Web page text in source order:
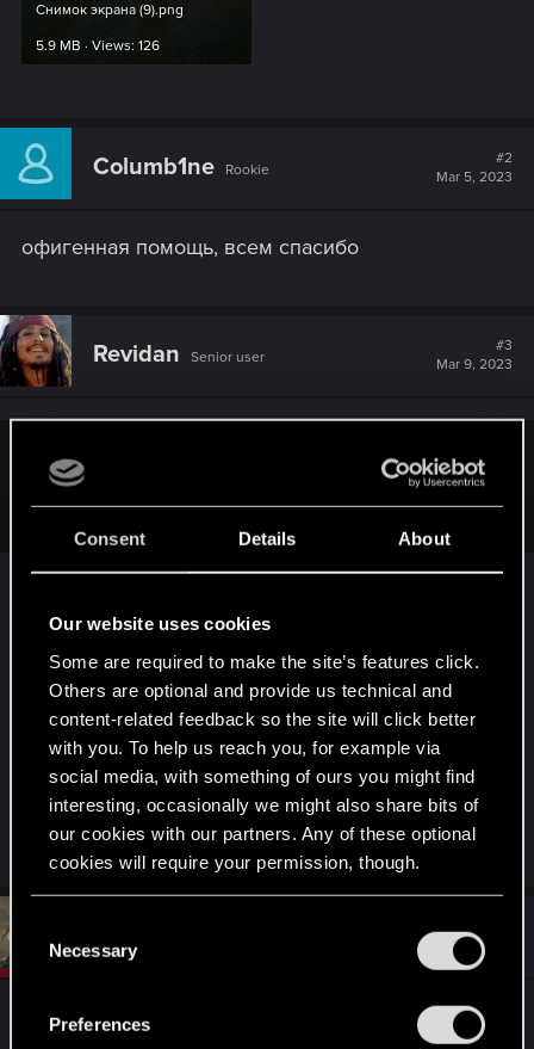
Consent Details About
Our website uses cookies
Some are required to make the site’s features click.
Others are optional and provide us technical and
content-related feedback so the site will click better
with you. To help us reach you, for example via
social media, with something of ours you might find
interesting, occasionally we might also share bits of
our cookies with our partners. Any of these optional
cookies will require your permission, though.
and tweak your preferences regarding them in the
Necessary
Preferences
Снимок экрана (9).png
5.9 MB · Views: 126
Columb1ne Rookie
#2
Mar 5, 2023
офигенная помощь, всем спасибо
Revidan Senior user
#3
Mar 9, 2023
Columb1ne said:
офигенная помощь, всем спасибо
СДПР благодари за активность на РУ-вкладке,
заглядывают
Да и какую помощь ты ожидаешь? Словил баг
в КП, это не новость. Берешь более старый
сейв и перепроходишь.
Ну или давно бы уже обратился в ТП:
https://support.cdprojektred.com/ru/cyberpunk/pc
Mar 10, 2023
@Columb1ne, попробуйте выполнить действия,